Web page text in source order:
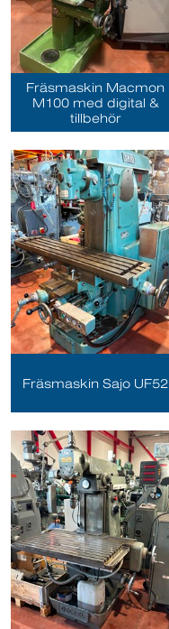
Fräsmaskin Macmon
M100 med digital &
tillbehör
Fräsmaskin Sajo UF52